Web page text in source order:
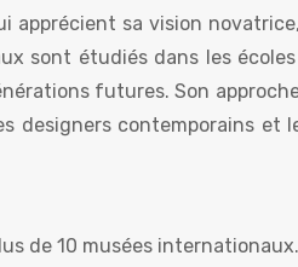
apprécient sa vision
sont étudiés dans les
futures. Son
designers contemporains et
de 10 musées internationaux.